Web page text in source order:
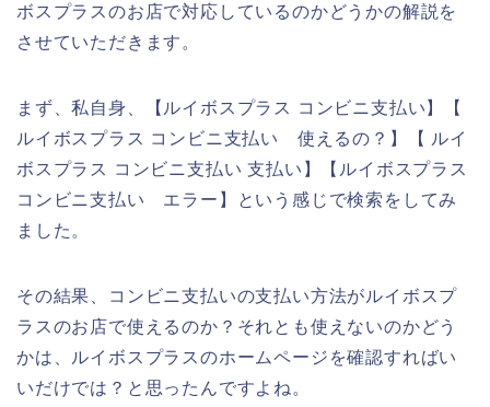
ボスプラスのお店で対応しているのかどうかの解説を
させていただきます。
まず、私自身、【ルイボスプラス コンビニ支払い】【
ルイボスプラス コンビニ支払い 使えるの？】【 ルイ
ボスプラス コンビニ支払い 支払い】【ルイボスプラス
コンビニ支払い エラー】という感じで検索をしてみ
ました。
その結果、コンビニ支払いの支払い方法がルイボスプ
ラスのお店で使えるのか？それとも使えないのかどう
かは、ルイボスプラスのホームページを確認すればい
いだけでは？と思ったんですよね。